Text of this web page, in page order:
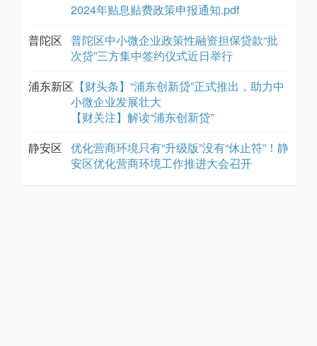
2024年贴息贴费政策申报通知.pdf
普陀区 普陀区中小微企业政策性融资担保贷款“批
次贷”三方集中签约仪式近日举行
浦东新区 【财头条】“浦东创新贷”正式推出，助力中
小微企业发展壮大
【财关注】解读“浦东创新贷”
静安区 优化营商环境只有“升级版”没有“休止符”！静
安区优化营商环境工作推进大会召开